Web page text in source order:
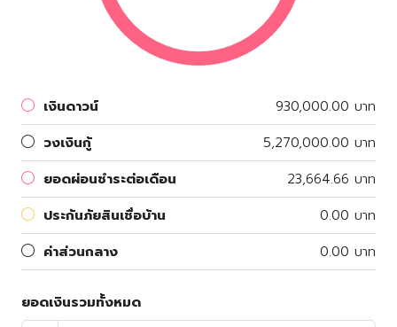
เงินดาวน์
930,000.00 บาท
วงเงินกู้
5,270,000.00 บาท
ยอดผ่อนชำระต่อเดือน
23,664.66 บาท
ประกันภัยสินเชื่อบ้าน
0.00 บาท
ค่าส่วนกลาง
0.00 บาท
ยอดเงินรวมทั้งหมด